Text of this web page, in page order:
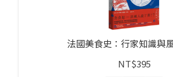
法國美食史：行家知識與
NT$395